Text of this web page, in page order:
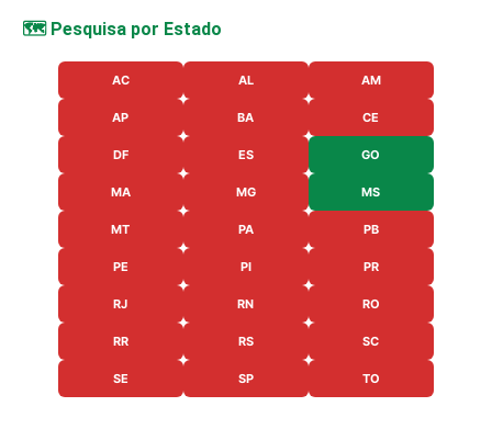
🗺️ Pesquisa por Estado
AC AL AM
AP BA CE
DF ES GO
MA MG MS
MT PA PB
PE PI PR
RJ RN RO
RR RS SC
SE SP TO